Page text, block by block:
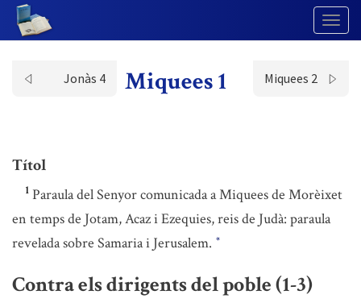
Jonàs 4 Miquees 1 Miquees 2
Títol
1 Paraula del Senyor comunicada a Miquees de Morèixet
en temps de Jotam, Acaz i Ezequies, reis de Judà: paraula
revelada sobre Samaria i Jerusalem. *
Contra els dirigents del poble (1-3)